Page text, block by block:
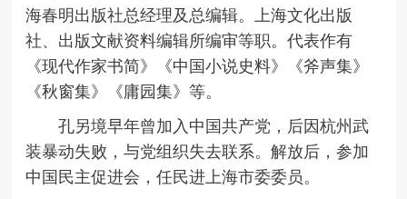
海春明出版社总经理及总编辑。上海文化出版
社、出版文献资料编辑所编审等职。代表作有
《现代作家书简》《中国小说史料》《斧声集》
《秋窗集》《庸园集》等。
孔另境早年曾加入中国共产党，后因杭州武
装暴动失败，与党组织失去联系。解放后，参加
中国民主促进会，任民进上海市委委员。